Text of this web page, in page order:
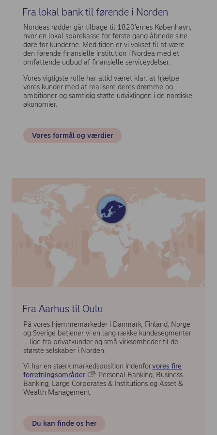
Fra lokal bank til førende i Norden
Nordeas rødder går tilbage til 1820’ernes København,
hvor en lokal sparekasse for første gang åbnede sine
døre for kunderne. Med tiden er vi vokset til at være
den førende finansielle institution i Nordea med et
omfattende udbud af finansielle serviceydelser.
Vores vigtigste rolle har altid været klar: at hjælpe
vores kunder med at realisere deres drømme og
ambitioner og samtidig støtte udviklingen i de nordiske
økonomier.
Vores formål og værdier
Fra Aarhus til Oulu
På vores hjemmemarkeder i Danmark, Finland, Norge
og Sverige betjener vi en lang række kundesegmenter
– lige fra privatkunder og små virksomheder til de
største selskaber i Norden.
Vi har en stærk markedsposition indenforvores fire
forretningsområder
: Personal Banking, Business
Banking, Large Corporates & Institutions og Asset &
Wealth Management.
Du kan finde os her